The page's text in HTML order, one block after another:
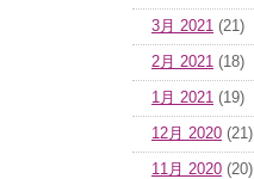
3月 2021 (21)
2月 2021 (18)
1月 2021 (19)
12月 2020 (21)
11月 2020 (20)